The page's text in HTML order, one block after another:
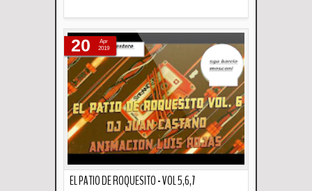
EL PATIO DE ROQUESITO - VOL 5,6,7
20
Apr
2019